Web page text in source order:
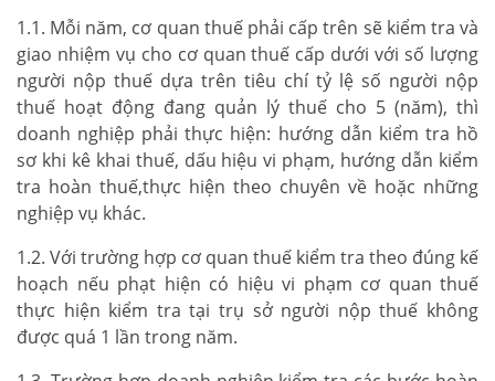
1.1. Mỗi năm, cơ quan thuế phải cấp trên sẽ kiểm tra và
giao nhiệm vụ cho cơ quan thuế cấp dưới với số lượng
người nộp thuế dựa trên tiêu chí tỷ lệ số người nộp
thuế hoạt động đang quản lý thuế cho 5 (năm), thì
doanh nghiệp phải thực hiện: hướng dẫn kiểm tra hồ
sơ khi kê khai thuế, dấu hiệu vi phạm, hướng dẫn kiểm
tra hoàn thuế,thực hiện theo chuyên về hoặc những
nghiệp vụ khác.
1.2. Với trường hợp cơ quan thuế kiểm tra theo đúng kế
hoạch nếu phạt hiện có hiệu vi phạm cơ quan thuế
thực hiện kiểm tra tại trụ sở người nộp thuế không
được quá 1 lần trong năm.